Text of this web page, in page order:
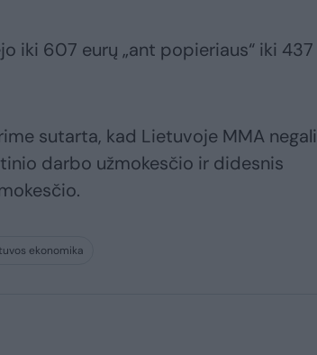
iki 607 eurų „ant popieriaus“ iki 437
sutarta, kad Lietuvoje MMA negali
darbo užmokesčio ir didesnis
ekonomika